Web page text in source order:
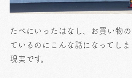
たべにいったはなし、お買い物
ているのにこんな話になってし
現実です。